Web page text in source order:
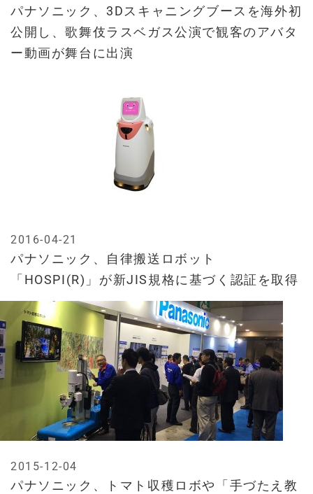
パナソニック、3Dスキャニングブースを海外初
公開し、歌舞伎ラスベガス公演で観客のアバタ
ー動画が舞台に出演
パナソニック、自律搬送ロボット
「HOSPI(R)」が新JIS規格に基づく認証を取得
2016-04-21
パナソニック、トマト収穫ロボや「手づたえ教
2015-12-04